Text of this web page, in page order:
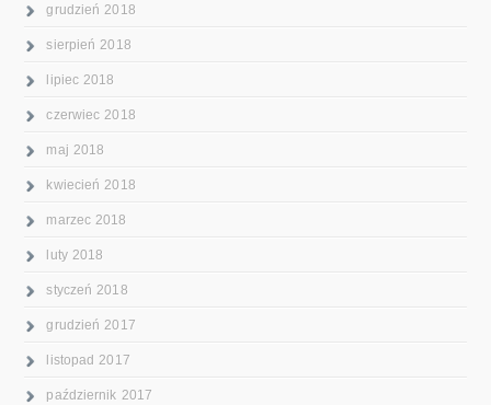
grudzień 2018
sierpień 2018
lipiec 2018
czerwiec 2018
maj 2018
kwiecień 2018
marzec 2018
luty 2018
styczeń 2018
grudzień 2017
listopad 2017
październik 2017